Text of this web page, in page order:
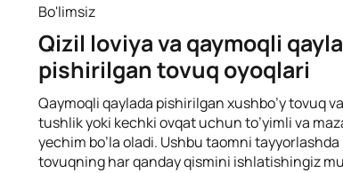
Bo'limsiz
Qizil loviya va qaymoqli
pishirilgan tovuq oyoqlari
Qaymoqli qaylada pishirilgan xushbo’y tovuq
tushlik yoki kechki ovqat uchun to’yimli va
yechim bo’la oladi. Ushbu taomni tayyorlashda
tovuqning har qanday qismini ishlatishingiz